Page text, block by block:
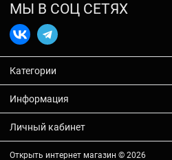
МЫ В СОЦ СЕТЯХ
Категории
Информация
Личный кабинет
Открыть интернет магазин © 2026